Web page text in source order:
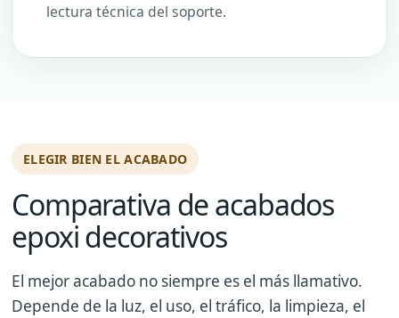
lectura técnica del soporte.
ELEGIR BIEN EL ACABADO
Comparativa de acabados
epoxi decorativos
El mejor acabado no siempre es el más llamativo.
Depende de la luz, el uso, el tráfico, la limpieza, el